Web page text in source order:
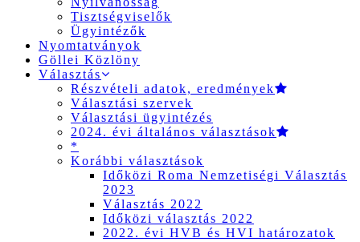
Tisztségviselők
Ügyintézők
Nyomtatványok
Göllei Közlöny
Választás
Részvételi adatok, eredmények
Választási szervek
Választási ügyintézés
2024. évi általános választások
*
Korábbi választások
Időközi Roma Nemzetiségi Választás
2023
Választás 2022
Időközi választás 2022
2022. évi HVB és HVI határozatok